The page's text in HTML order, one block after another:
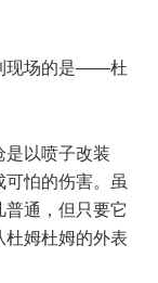
现场的是——杜
是以喷子改装
怕的伤害。虽
通，但只要它
杜姆杜姆的外表